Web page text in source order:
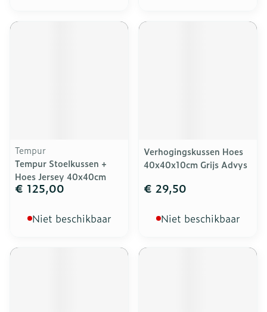
Tempur
Tempur Stoelkussen +
Hoes Jersey 40x40cm
€ 125,00
Niet beschikbaar
Verhogingskussen Hoes
40x40x10cm Grijs Advys
€ 29,50
Niet beschikbaar